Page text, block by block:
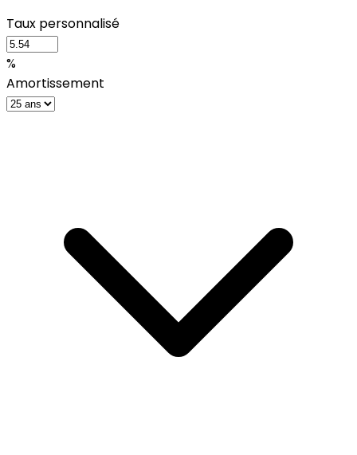
Taux personnalisé
%
Amortissement